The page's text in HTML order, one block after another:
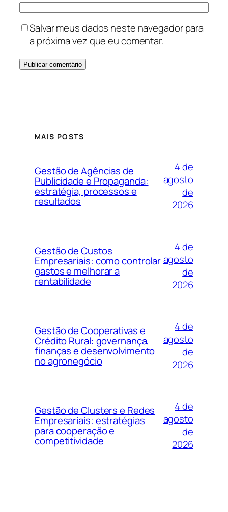
Salvar meus dados neste navegador para
a próxima vez que eu comentar.
MAIS POSTS
Gestão de Agências de
Publicidade e Propaganda:
estratégia, processos e
resultados
4 de
agosto
de
2026
Gestão de Custos
Empresariais: como controlar
gastos e melhorar a
rentabilidade
4 de
agosto
de
2026
Gestão de Cooperativas e
Crédito Rural: governança,
finanças e desenvolvimento
no agronegócio
4 de
agosto
de
2026
Gestão de Clusters e Redes
Empresariais: estratégias
para cooperação e
competitividade
4 de
agosto
de
2026